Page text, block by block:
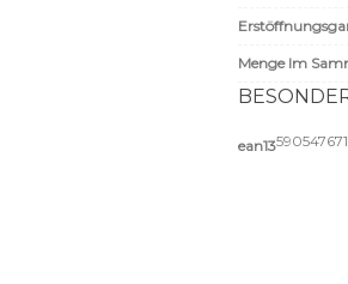
Menge Im
ean13